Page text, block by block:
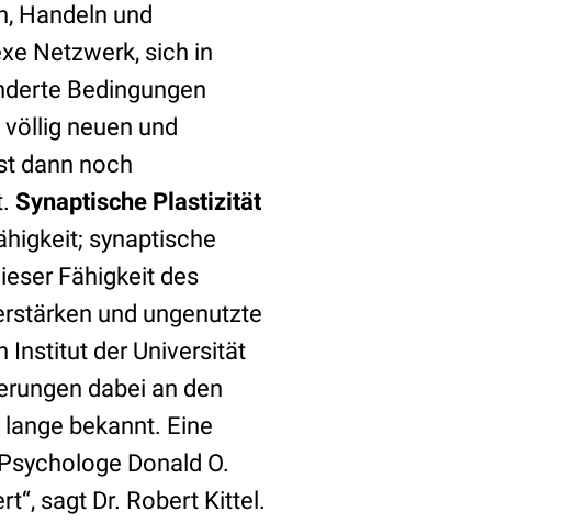
Handeln und
Netzwerk, sich in
Bedingungen
neuen und
dann noch
Synaptische Plastizität
synaptische
Fähigkeit des
und ungenutzte
Institut der Universität
dabei an den
bekannt. Eine
Donald O.
sagt Dr. Robert Kittel.